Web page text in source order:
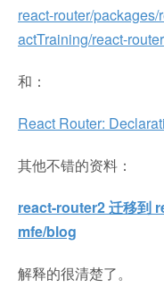
react-router/packages/
actTraining/react-router
和：
React Router:
其他不错的资料：
react-router2 迁移到
mfe/blog
解释的很清楚了。